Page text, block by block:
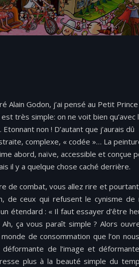
Alain Godon, j’ai pensé au Petit
très sim­ple: on ne voit bien qu’avec
non ! D’autant que j’aurais dû
com­plexe, « codée »… La
abord, naïve, acces­si­ble et conçue
il y a quelque chose caché derrière.
de com­bat, vous allez rire et pour­tant
de ceux qui refusent le cynisme de
éten­dard : « Il faut essayer d’être
ça vous paraît sim­ple ? Alors
de con­som­ma­tion que l’on
de l’image et défor­mante
plus à la beauté sim­ple du